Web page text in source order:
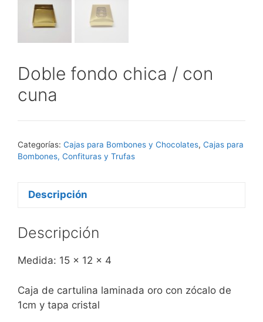
Doble fondo chica / con
cuna
Categorías: Cajas para Bombones y Chocolates, Cajas para
Bombones, Confituras y Trufas
Descripción
Descripción
Medida: 15 x 12 x 4
Caja de cartulina laminada oro con zócalo de
1cm y tapa cristal